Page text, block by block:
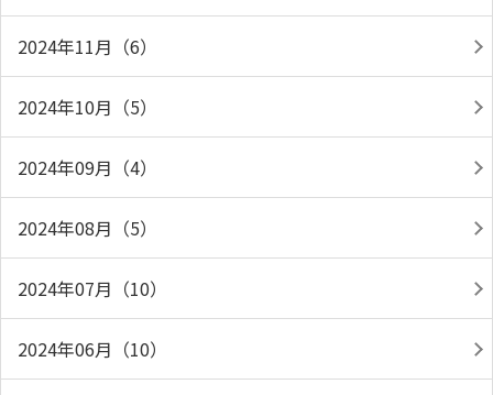
2024年11月（6）
2024年10月（5）
2024年09月（4）
2024年08月（5）
2024年07月（10）
2024年06月（10）